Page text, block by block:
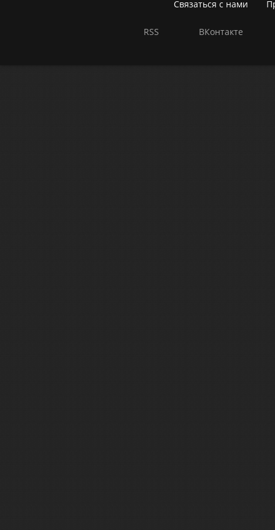
Связаться с нами
RSS ВКонтакте